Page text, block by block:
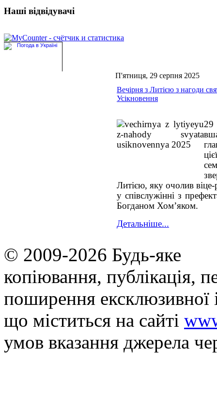
Наші відвідувачі
П'ятниця, 29 серпня 2025
Вечірня з Литією з нагоди
Усікновення
Литією, яку очолив віце-
у співслужінні з
Богданом Хом’яком.
Детальніше...
© 2009-2026 Будь-яке
копiювання, публiкацiя,
поширення
що мiститься на сайті
умов вказання джерела